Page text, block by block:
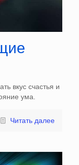
вкус счастья и
ума.
Читать далее